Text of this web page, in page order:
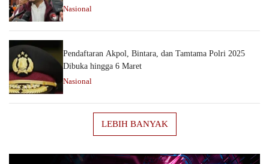
Nasional
Pendaftaran Akpol, Bintara, dan Tamtama Polri 2025
Dibuka hingga 6 Maret
Nasional
LEBIH BANYAK